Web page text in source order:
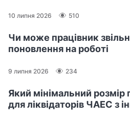
10 липня 2026 510
Чи може працівник
поновлення на роботі
9 липня 2026 234
Який мінімальний розмір
для ліквідаторів ЧАЕС з